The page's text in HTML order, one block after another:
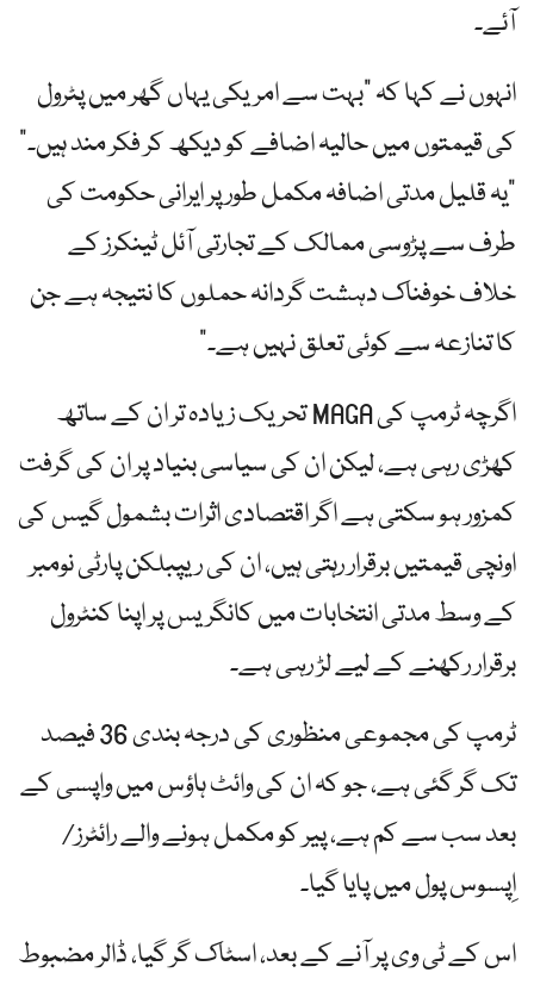
آئے۔
انہوں نے کہا کہ "بہت سے امریکی یہاں گھر میں پٹرول
کی قیمتوں میں حالیہ اضافے کو دیکھ کر فکر مند ہیں۔”
"یہ قلیل مدتی اضافہ مکمل طور پر ایرانی حکومت کی
طرف سے پڑوسی ممالک کے تجارتی آئل ٹینکرز کے
خلاف خوفناک دہشت گردانہ حملوں کا نتیجہ ہے جن
کا تنازعہ سے کوئی تعلق نہیں ہے۔”
اگرچہ ٹرمپ کی MAGA تحریک زیادہ تر ان کے ساتھ
کھڑی رہی ہے، لیکن ان کی سیاسی بنیاد پر ان کی گرفت
کمزور ہو سکتی ہے اگر اقتصادی اثرات بشمول گیس کی
اونچی قیمتیں برقرار رہتی ہیں، ان کی ریپبلکن پارٹی نومبر
کے وسط مدتی انتخابات میں کانگریس پر اپنا کنٹرول
برقرار رکھنے کے لیے لڑ رہی ہے۔
ٹرمپ کی مجموعی منظوری کی درجہ بندی 36 فیصد
تک گر گئی ہے، جو کہ ان کی وائٹ ہاؤس میں واپسی کے
بعد سب سے کم ہے، پیر کو مکمل ہونے والے رائٹرز/
اِپسوس پول میں پایا گیا۔
اس کے ٹی وی پر آنے کے بعد، اسٹاک گر گیا، ڈالر مضبوط